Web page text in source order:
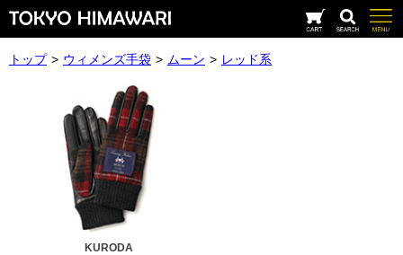
トップ > ウィメンズ手袋 > ムーン > レッド系
KURODA